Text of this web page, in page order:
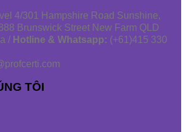
4/301 Hampshire Road Sunshine,
Brunswick Street New Farm QLD
/ Hotline & Whatsapp: (+61)415 330
TÔI